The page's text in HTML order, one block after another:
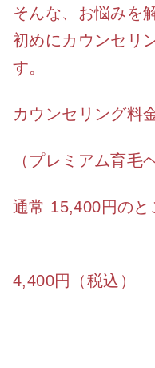
そんな、お悩みを
初めにカウンセリ
す。
カウンセリング料
（プレミアム育毛
通常 15,400円のと
4,400円（税込）